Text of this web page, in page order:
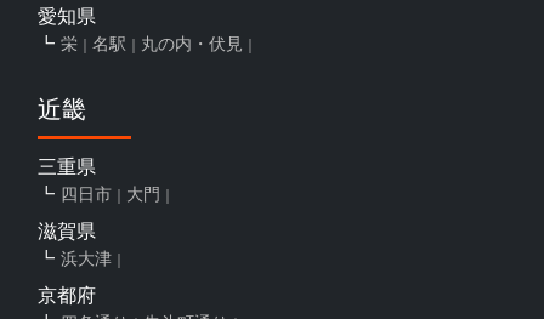
愛知県
栄 名駅 丸の内・伏見
近畿
三重県
四日市 大門
滋賀県
浜大津
京都府